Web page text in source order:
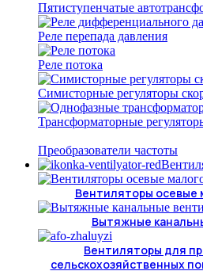
Пятиступенчатые
Реле перепада давления
Реле потока
Симисторные регуляторы
Трансформаторные
Преобразователи частоты
Вентиляторы осевые
Вытяжные
Вентиляторы для
сельскохозяйственных